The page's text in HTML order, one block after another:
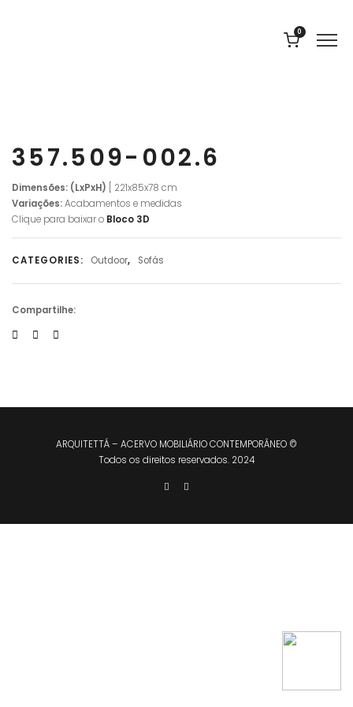
0
357.509-002.6
Dimensões: (LxPxH)
[ 221x85x78 cm
Variações:Acabamentos e medidas
Clique para baixar o Bloco 3D
CATEGORIES: Outdoor, Sofás
Compartilhe:
ARQUITETTÁ – ACERVO MOBILIÁRIO CONTEMPORÂNEO ©
Todos os direitos reservados. 2024